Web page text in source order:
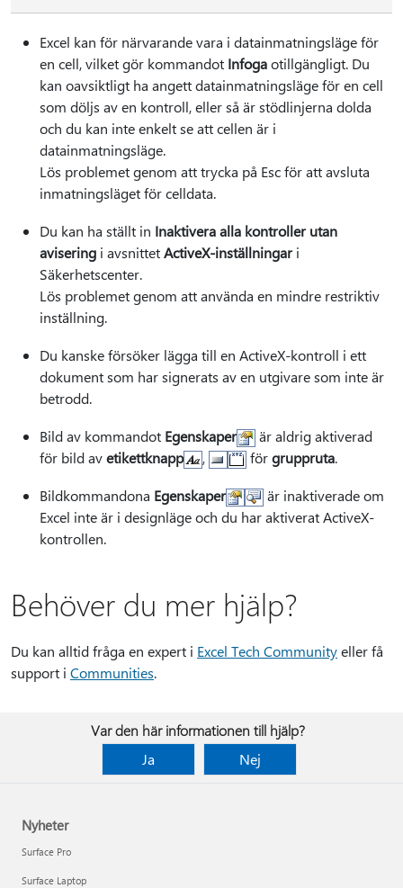
Excel kan för närvarande vara i datainmatningsläge för
en cell, vilket gör kommandot Infogaotillgängligt. Du
kan oavsiktligt ha angett datainmatningsläge för en cell
som döljs av en kontroll, eller så är stödlinjerna dolda
och du kan inte enkelt se att cellen är i
datainmatningsläge.
Lös problemet genom att trycka på Esc för att avsluta
inmatningsläget för celldata.
Du kan ha ställt in Inaktivera alla kontroller utan
avisering i avsnittetActiveX-inställningari
Säkerhetscenter.
Lös problemet genom att använda en mindre restriktiv
inställning.
Du kanske försöker lägga till en ActiveX-kontroll i ett
dokument som har signerats av en utgivare som inte är
betrodd.
Bild av kommandot Egenskaper
är aldrig aktiverad
för bild avetikettknapp , förgruppruta.
Bildkommandona Egenskaper
är inaktiverade om
Excel inte är i designläge och du har aktiverat ActiveX-
kontrollen.
Behöver du mer hjälp?
Du kan alltid fråga en expert i Excel Tech Communityeller få
support i Communities.
Var den här informationen till hjälp?
Ja
Nej
Nyheter
Surface Pro
Surface Laptop